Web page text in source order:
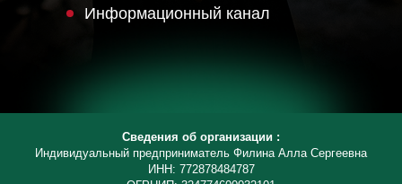
Информационный канал
Сведения об организации :
Индивидуальный предприниматель Филина Алла Сергеевна
ИНН: 772878484787